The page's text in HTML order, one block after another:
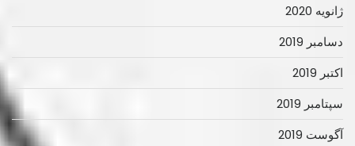
ژانویه 2020
دسامبر 2019
اکتبر 2019
سپتامبر 2019
آگوست 2019